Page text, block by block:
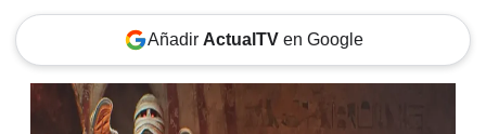
Añadir ActualTVen Google